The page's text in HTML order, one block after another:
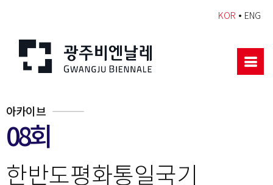
KOR • ENG
아카이브
08회
한반도평화통일국기